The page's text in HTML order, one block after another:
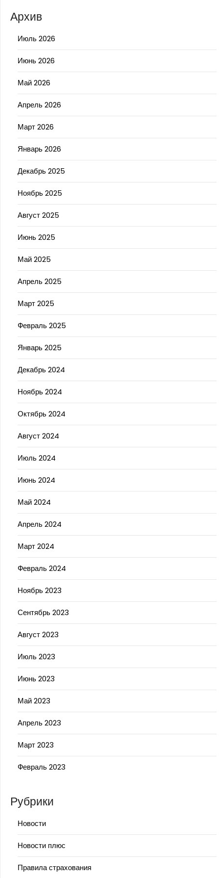
Архив
Июль 2026
Июнь 2026
Май 2026
Апрель 2026
Март 2026
Январь 2026
Декабрь 2025
Ноябрь 2025
Август 2025
Июнь 2025
Май 2025
Апрель 2025
Март 2025
Февраль 2025
Январь 2025
Декабрь 2024
Ноябрь 2024
Октябрь 2024
Август 2024
Июль 2024
Июнь 2024
Май 2024
Апрель 2024
Март 2024
Февраль 2024
Ноябрь 2023
Сентябрь 2023
Август 2023
Июль 2023
Июнь 2023
Май 2023
Апрель 2023
Март 2023
Февраль 2023
Рубрики
Новости
Новости плюс
Правила страхования